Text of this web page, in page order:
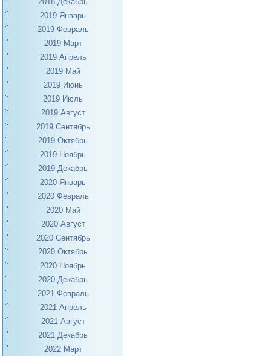
2019 Январь
2019 Февраль
2019 Март
2019 Апрель
2019 Май
2019 Июнь
2019 Июль
2019 Август
2019 Сентябрь
2019 Октябрь
2019 Ноябрь
2019 Декабрь
2020 Январь
2020 Февраль
2020 Май
2020 Август
2020 Сентябрь
2020 Октябрь
2020 Ноябрь
2020 Декабрь
2021 Февраль
2021 Апрель
2021 Август
2021 Декабрь
2022 Март